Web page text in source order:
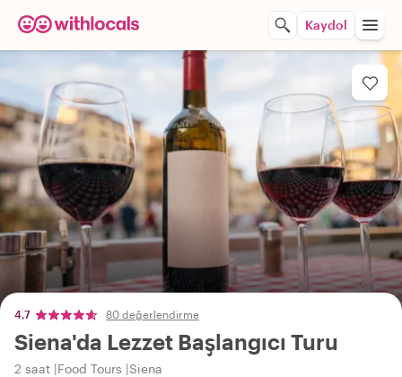
Kaydol
4,7 80 değerlendirme
Siena'da Lezzet Başlangıcı Turu
2 saat Food Tours Siena